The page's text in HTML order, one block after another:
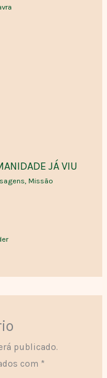
JÁ VIU
Missão
publicado.
com *